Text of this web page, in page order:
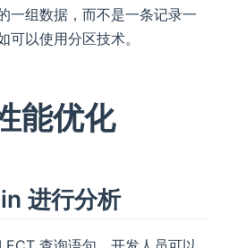
一组数据，而不是一条记录一
可以使用分区技术。
能优化
进行分析